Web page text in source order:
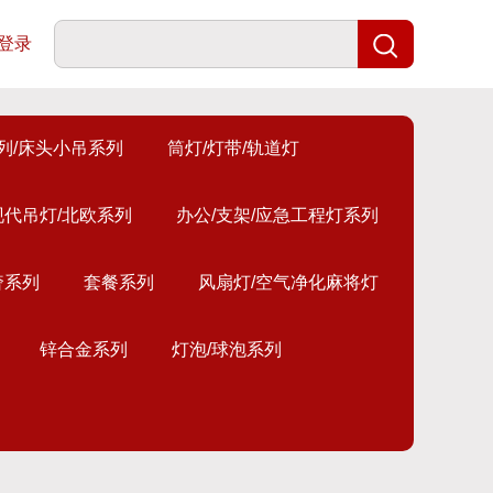
录
/床头小吊系列 筒灯/灯带/轨道灯
代吊灯/北欧系列 办公/支架/应急工程灯系列
列 套餐系列 风扇灯/空气净化麻将灯
锌合金系列 灯泡/球泡系列